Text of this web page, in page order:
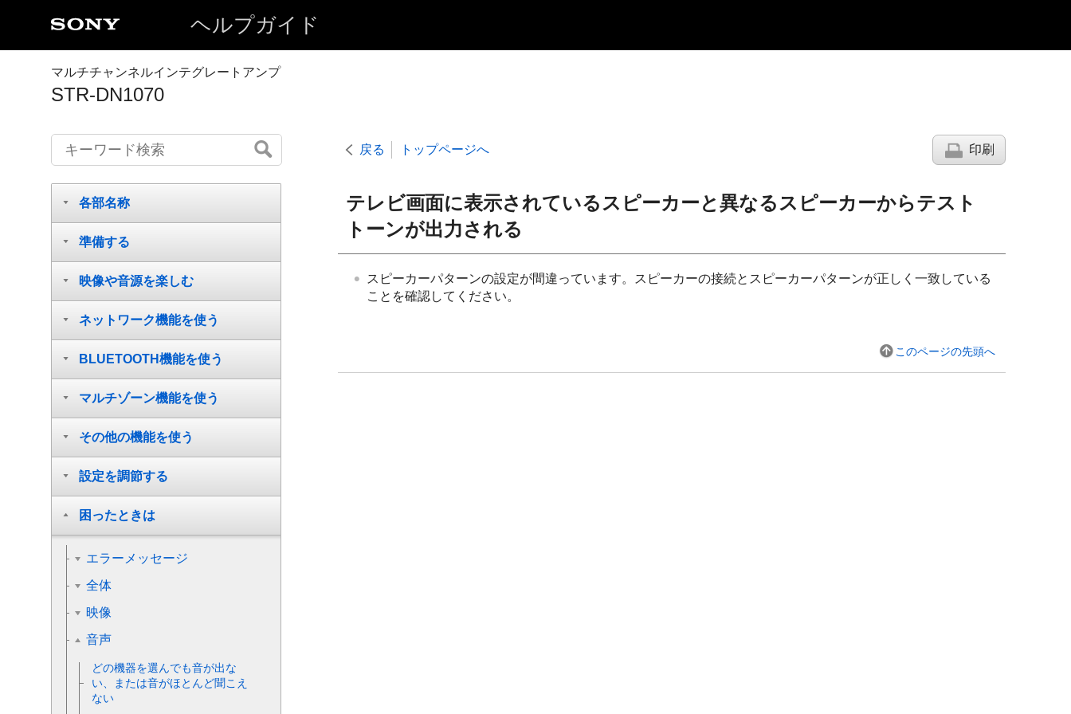
ヘルプガイド
マルチチャンネルインテグレートアンプ
STR-DN1070
戻る トップページへ 印刷
テレビ画面に表示されているスピーカーと異なるスピーカーからテスト
トーンが出力される
スピーカーパターンの設定が間違っています。スピーカーの接続とスピーカーパターンが正しく一致している
ことを確認してください。
このページの先頭へ
各部名称
準備する
映像や音源を楽しむ
ネットワーク機能を使う
BLUETOOTH機能を使う
マルチゾーン機能を使う
その他の機能を使う
設定を調節する
困ったときは
エラーメッセージ
全体
映像
音声
どの機器を選んでも音が出な
い、または音がほとんど聞こえ
ない